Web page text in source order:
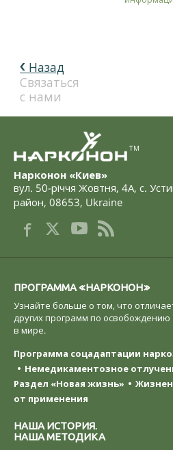
Назад
Связаться
с нами
TM
Нарконон «Киев»
вул. 50-річчя Жовтня, 4А, с.
район, 08653, Ukraine
ПРОГРАММА «НАРКОНОН»
Узнайте больше о том, что
других программ по освобождению
в мире.
Программа соцадаптации
Немедикаментозное
Раздел «Новая жизнь»
от применения
НАША ИСТОРИЯ.
НАША МЕТОДИКА